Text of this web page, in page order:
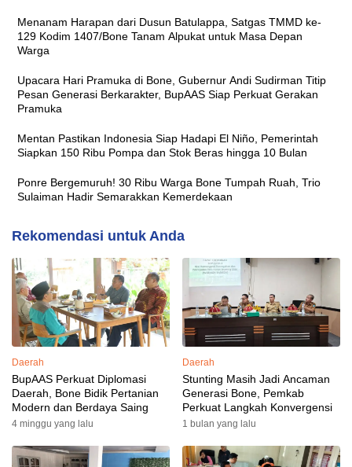
Menanam Harapan dari Dusun Batulappa, Satgas TMMD ke-
129 Kodim 1407/Bone Tanam Alpukat untuk Masa Depan
Warga
Upacara Hari Pramuka di Bone, Gubernur Andi Sudirman Titip
Pesan Generasi Berkarakter, BupAAS Siap Perkuat Gerakan
Pramuka
Mentan Pastikan Indonesia Siap Hadapi El Niño, Pemerintah
Siapkan 150 Ribu Pompa dan Stok Beras hingga 10 Bulan
Ponre Bergemuruh! 30 Ribu Warga Bone Tumpah Ruah, Trio
Sulaiman Hadir Semarakkan Kemerdekaan
Rekomendasi untuk Anda
Daerah
BupAAS Perkuat Diplomasi
Daerah, Bone Bidik Pertanian
Modern dan Berdaya Saing
4 minggu yang lalu
Daerah
Stunting Masih Jadi Ancaman
Generasi Bone, Pemkab
Perkuat Langkah Konvergensi
1 bulan yang lalu